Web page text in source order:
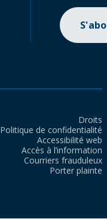
Droits
Politique de confidentialité
Accessibilité web
Accès à l’information
Courriers frauduleux
Porter plainte